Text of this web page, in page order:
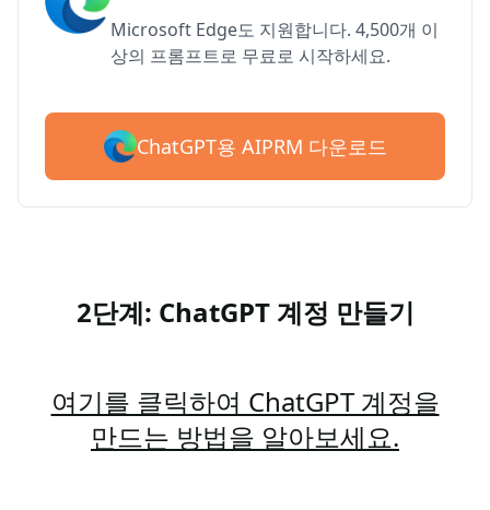
Microsoft Edge도 지원합니다. 4,500개 이
상의 프롬프트로 무료로 시작하세요.
ChatGPT용 AIPRM 다운로드
2단계: ChatGPT 계정 만들기
여기를 클릭하여 ChatGPT 계정을
만드는 방법을 알아보세요.